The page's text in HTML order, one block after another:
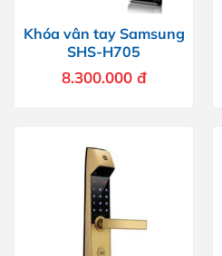
Khóa vân tay Samsung
SHS-H705
8.300.000 đ